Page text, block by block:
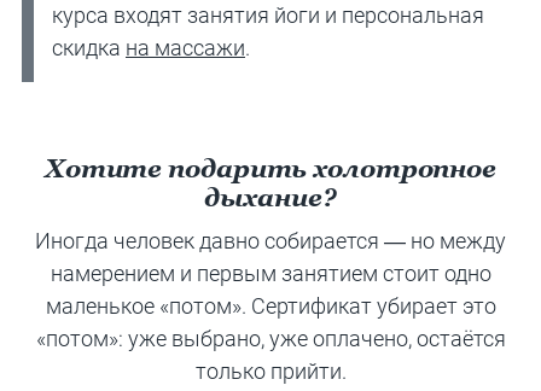
курса входят занятия йоги и персональная
скидка на массажи.
Хотите подарить холотропное
дыхание?
Иногда человек давно собирается — но между
намерением и первым занятием стоит одно
маленькое «потом». Сертификат убирает это
«потом»: уже выбрано, уже оплачено, остаётся
только прийти.